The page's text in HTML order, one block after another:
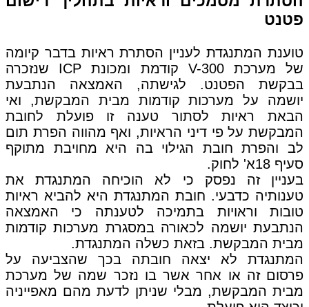
פטנט
טוענת המתנגדת לעניין הסתרת ראיות בדבר קיומה
של מערכת V-300 קודמת ומכונת ICP שנזכרה
בבקשת הפטנט. לגישתה, האמצאה הנתבעת
יושמה על מערכות קודמות מבית המבקשת, ואי
הבאת ראיות לסתור טענה זו פועלת לחובת
המבקשת על פי דיני הראיות, ואף מהווה הפרת תום
לב והפרת חובת הגילוי בה היא מחויבת מתוקף
סעיף 18א' לחוק.
בעניין זה נפסק כי לא הוכיחה המתנגדת את
טענותיה כדבעי. חובת המתנגדת היא להביא ראיות
טובות וראויות בתמיכה לטענתה כי האמצאה
הנתבעת יושמה לכאורה במסגרת מערכות קודמות
מבית המבקשת. בזאת כשלה המתנגדת.
המתנגדת לא יצאה חובתה בכך שהצביעה על
פרסום זה או אחר אשר בו נזכר שמה של מערכת
מבית המבקשת, מבלי שניתן לדעת מהם מאפייניה